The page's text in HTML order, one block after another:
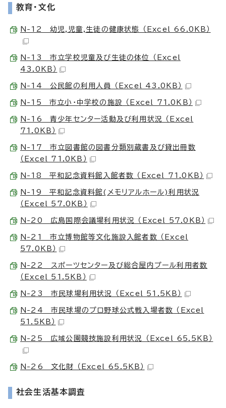
教育・文化
N-12 幼児,児童,生徒の健康状態 （Excel 66.0KB）
N-13 市立学校児童及び生徒の体位 （Excel
43.0KB）
N-14 公民館の利用人員 （Excel 43.0KB）
N-15 市立小・中学校の施設 （Excel 71.0KB）
N-16 青少年センター活動及び利用状況 （Excel
71.0KB）
N-17 市立図書館の図書分類別蔵書及び貸出冊数
（Excel 71.0KB）
N-18 平和記念資料館入館者数 （Excel 71.0KB）
N-19 平和記念資料館(メモリアルホール)利用状況
（Excel 57.0KB）
N-20 広島国際会議場利用状況 （Excel 57.0KB）
N-21 市立博物館等文化施設入館者数 （Excel
57.0KB）
N-22 スポーツセンター及び総合屋内プール利用者数
（Excel 51.5KB）
N-23 市民球場利用状況 （Excel 51.5KB）
N-24 市民球場のプロ野球公式戦入場者数 （Excel
51.5KB）
N-25 広域公園競技施設利用状況 （Excel 65.5KB）
N-26 文化財 （Excel 65.5KB）
社会生活基本調査